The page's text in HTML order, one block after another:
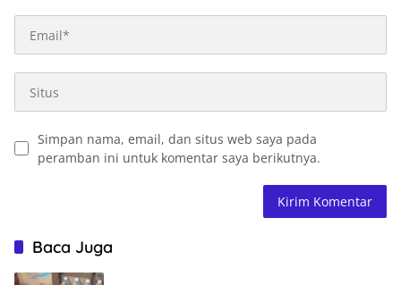
Simpan nama, email, dan situs web saya pada
peramban ini untuk komentar saya berikutnya.
Baca Juga